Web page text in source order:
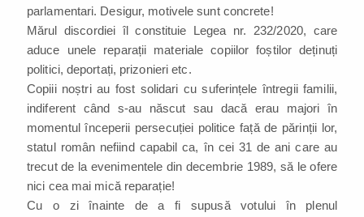
parlamentari. Desigur, motivele sunt concrete!
Mărul discordiei îl constituie Legea nr. 232/2020, care
aduce unele reparații materiale copiilor foștilor deținuți
politici, deportați, prizonieri etc.
Copiii noștri au fost solidari cu suferințele întregii familii,
indiferent când s-au născut sau dacă erau majori în
momentul începerii persecuției politice față de părinții lor,
statul român nefiind capabil ca, în cei 31 de ani care au
trecut de la evenimentele din decembrie 1989, să le ofere
nici cea mai mică reparație!
Cu o zi înainte de a fi supusă votului în plenul